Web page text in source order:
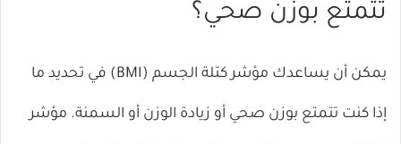
تتمتع بوزن صحي؟
يمكن أن يساعدك مؤشر كتلة الجسم (BMI) في تحديد ما
إذا كنت تتمتع بوزن صحي أو زيادة الوزن أو السمنة. مؤشر